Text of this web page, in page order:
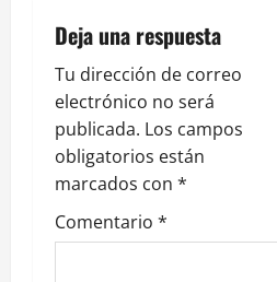
ó
n
d
e
e
n
Deja una respuesta
Tu dirección de correo
electrónico no será
publicada. Los campos
obligatorios están
marcados con *
Comentario *